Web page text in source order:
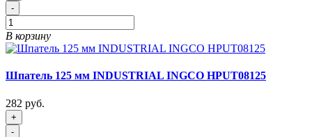
-
В корзину
Шпатель 125 мм INDUSTRIAL INGCO HPUT08125
282 руб.
+
-